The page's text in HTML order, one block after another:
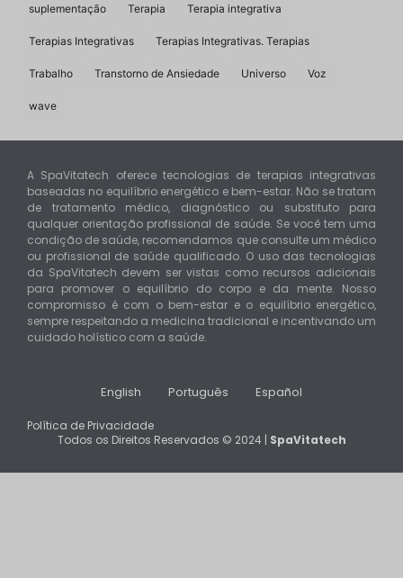
suplementação Terapia Terapia integrativa
Terapias Integrativas Terapias Integrativas. Terapias
Trabalho Transtorno de Ansiedade Universo Voz
wave
A SpaVitatech oferece tecnologias de terapias integrativas
baseadas no equilíbrio energético e bem-estar. Não se tratam
de tratamento médico, diagnóstico ou substituto para
qualquer orientação profissional de saúde. Se você tem uma
condição de saúde, recomendamos que consulte um médico
ou profissional de saúde qualificado. O uso das tecnologias
da SpaVitatech devem ser vistas como recursos adicionais
para promover o equilíbrio do corpo e da mente. Nosso
compromisso é com o bem-estar e o equilíbrio energético,
sempre respeitando a medicina tradicional e incentivando um
cuidado holístico com a saúde.
Política de Privacidade
Todos os Direitos Reservados © 2024 | SpaVitatech
English Português Español